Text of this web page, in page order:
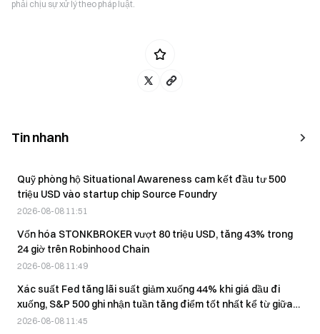
phải chịu sự xử lý theo pháp luật.
Tin nhanh
Quỹ phòng hộ Situational Awareness cam kết đầu tư 500
triệu USD vào startup chip Source Foundry
2026-08-08 11:51
Vốn hóa STONKBROKER vượt 80 triệu USD, tăng 43% trong
24 giờ trên Robinhood Chain
2026-08-08 11:49
Xác suất Fed tăng lãi suất giảm xuống 44% khi giá dầu đi
xuống, S&P 500 ghi nhận tuần tăng điểm tốt nhất kể từ giữa
tháng 4
2026-08-08 11:45